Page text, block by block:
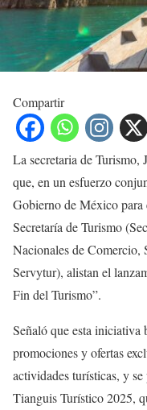
Compartir
La secretaria de
que, en un esfuerzo
Gobierno de México
Secretaría de Turismo
Nacionales de Comercio,
Servytur), alistan el
Fin del Turismo”.
Señaló que esta iniciativa
promociones y ofertas
actividades turísticas, y
Tianguis Turístico 2025,